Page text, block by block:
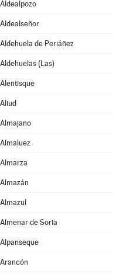
Aldealpozo
Aldealseñor
Aldehuela de Periáñez
Aldehuelas (Las)
Alentisque
Aliud
Almajano
Almaluez
Almarza
Almazán
Almazul
Almenar de Soria
Alpanseque
Arancón